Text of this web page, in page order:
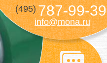
(495)787-99-39
info@mona.ru